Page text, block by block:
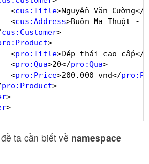
<cus:Title>Nguyễn Văn Cường</
<cus:Address>Buôn Ma Thuột -
cus:Customer>
>
<pro:Title>Dép thái cao cấp</
<pro:Qua>20</pro:Qua>
<pro:Price>200.000 vnđ</
pro:Product>
>
>
ta cần biết về namespace